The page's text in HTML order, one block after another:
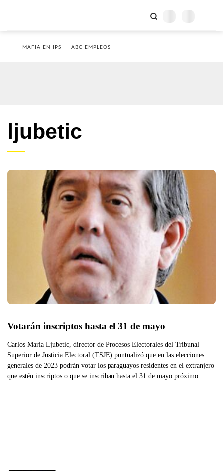
MAFIA EN IPS ABC EMPLEOS
ljubetic
Votarán inscriptos hasta el 31 de mayo
Carlos María Ljubetic, director de Procesos Electorales del Tribunal
Superior de Justicia Electoral (TSJE) puntualizó que en las elecciones
generales de 2023 podrán votar los paraguayos residentes en el extranjero
que estén inscriptos o que se inscriban hasta el 31 de mayo próximo.